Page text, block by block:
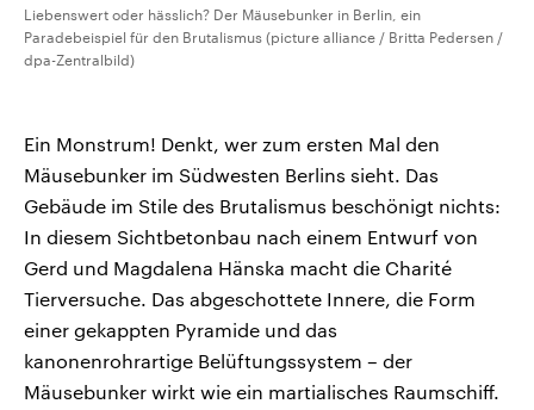
Liebenswert oder hässlich? Der Mäusebunker in Berlin, ein
Paradebeispiel für den Brutalismus (picture alliance / Britta Pedersen /
dpa-Zentralbild)
Ein Monstrum! Denkt, wer zum ersten Mal den
Mäusebunker im Südwesten Berlins sieht. Das
Gebäude im Stile des Brutalismus beschönigt nichts:
In diesem Sichtbetonbau nach einem Entwurf von
Gerd und Magdalena Hänska macht die Charité
Tierversuche. Das abgeschottete Innere, die Form
einer gekappten Pyramide und das
kanonenrohrartige Belüftungssystem – der
Mäusebunker wirkt wie ein martialisches Raumschiff.